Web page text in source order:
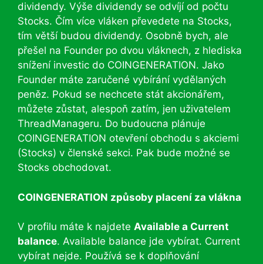
dividendy. Výše dividendy se odvíjí od počtu
Stocks. Čím více vláken převedete na Stocks,
tím větší budou dividendy. Osobně bych, ale
přešel na Founder po dvou vláknech, z hlediska
snížení investic do COINGENERATION. Jako
Founder máte zaručené vybírání vydělaných
peněz. Pokud se nechcete stát akcionářem,
můžete zůstat, alespoň zatím, jen uživatelem
ThreadManageru. Do budoucna plánuje
COINGENERATION otevření obchodu s akciemi
(Stocks) v členské sekci. Pak bude možné se
Stocks obchodovat.
COINGENERATION způsoby placení za vlákna
V profilu máte k najdete Available a Current
balance. Available balance jde vybírat. Current
vybírat nejde. Používá se k doplňování